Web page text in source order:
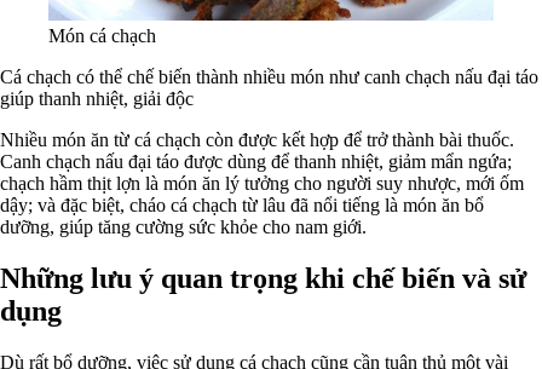
Món cá chạch
Cá chạch có thể chế biến thành nhiều món như canh chạch nấu đại táo
giúp thanh nhiệt, giải độc
Nhiều món ăn từ cá chạch còn được kết hợp để trở thành bài thuốc.
Canh chạch nấu đại táo được dùng để thanh nhiệt, giảm mẩn ngứa;
chạch hầm thịt lợn là món ăn lý tưởng cho người suy nhược, mới ốm
dậy; và đặc biệt, cháo cá chạch từ lâu đã nổi tiếng là món ăn bổ
dưỡng, giúp tăng cường sức khỏe cho nam giới.
Những lưu ý quan trọng khi chế biến và sử
dụng
Dù rất bổ dưỡng, việc sử dụng cá chạch cũng cần tuân thủ một vài